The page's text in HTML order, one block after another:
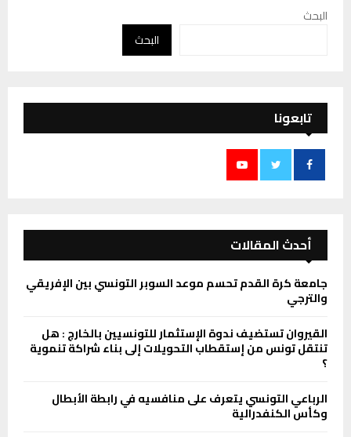
البحث
البحث
تابعونا
أحدث المقالات
جامعة كرة القدم تحسم موعد السوبر التونسي بين الإفريقي
والترجي
القيروان تستضيف ندوة الإستثمار للتونسيين بالخارج : هل
تنتقل تونس من إستقطاب التحويلات إلى بناء شراكة تنموية
؟
الرباعي التونسي يتعرف على منافسيه في رابطة الأبطال
وكأس الكنفدرالية